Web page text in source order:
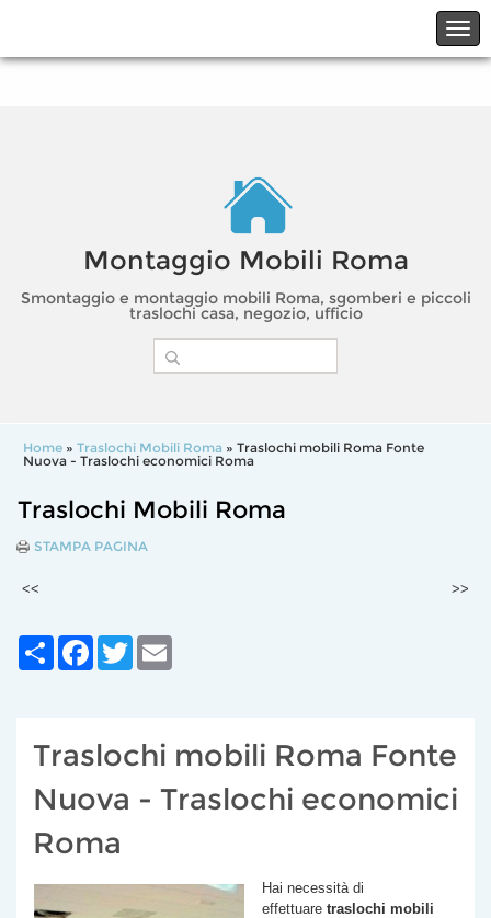
Montaggio Mobili Roma
Smontaggio e montaggio mobili Roma, sgomberi e piccoli
traslochi casa, negozio, ufficio
Home » Traslochi Mobili Roma » Traslochi mobili Roma Fonte
Nuova - Traslochi economici Roma
Traslochi Mobili Roma
STAMPA PAGINA
<< >>
Share FacebookTwitter
Traslochi mobili Roma Fonte
Nuova - Traslochi economici
Roma
Hai necessità di
effettuare traslochi mobili